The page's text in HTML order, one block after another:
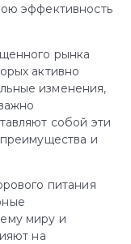
эффективность
рынка
активно
изменения,
собой эти
и
питания
миру и
на